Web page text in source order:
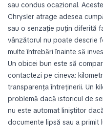
sau condus ocazional.
Chrysler atrage adesea
sau o senzație puțin diferită
vânzătorul nu poate descrie
multe întrebări înainte să
Un obicei bun este să
contactezi pe cineva:
transparența întreținerii. Un
problemă dacă istoricul de
nu este automat liniștitor
documente lipsă sau a primit